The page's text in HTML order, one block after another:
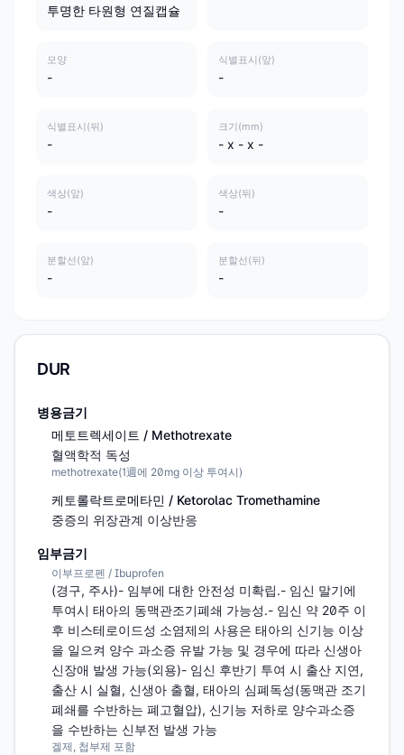
투명한 타원형 연질캡슐
모양
-
식별표시(앞)
-
식별표시(뒤)
-
크기(mm)
- x - x -
색상(앞)
-
색상(뒤)
-
분할선(앞)
-
분할선(뒤)
-
DUR
병용금기
메토트렉세이트 / Methotrexate
혈액학적 독성
methotrexate(1週에 20mg 이상 투여시)
케토롤락트로메타민 / Ketorolac Tromethamine
중증의 위장관계 이상반응
임부금기
이부프로펜 / Ibuprofen
(경구, 주사)- 임부에 대한 안전성 미확립.- 임신 말기에
투여시 태아의 동맥관조기폐쇄 가능성.- 임신 약 20주 이
후 비스테로이드성 소염제의 사용은 태아의 신기능 이상
을 일으켜 양수 과소증 유발 가능 및 경우에 따라 신생아
신장애 발생 가능(외용)- 임신 후반기 투여 시 출산 지연,
출산 시 실혈, 신생아 출혈, 태아의 심폐독성(동맥관 조기
폐쇄를 수반하는 폐고혈압), 신기능 저하로 양수과소증
을 수반하는 신부전 발생 가능
겔제, 첩부제 포함